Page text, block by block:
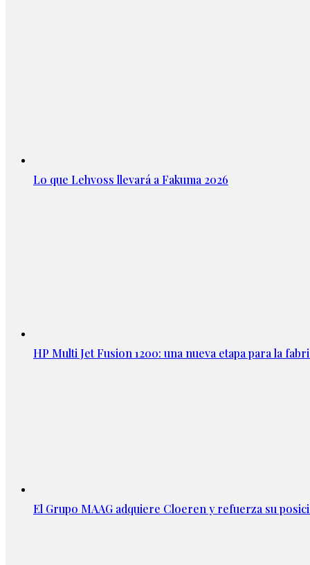
Lo que Lehvoss llevará a Fakuma 2026
HP Multi Jet Fusion 1200: una nueva etapa para la
El Grupo MAAG adquiere Cloeren y refuerza su